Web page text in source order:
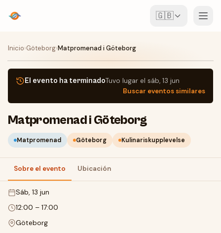
🇬🇧
Eventos
Mapa
Para organizadores
Crear evento Descargar la app
Inicio›Göteborg›Matpromenad i Göteborg
El evento ha terminadoTuvo lugar el sáb, 13 jun
Buscar eventos similares
Matpromenad i Göteborg
Matpromenad Göteborg Kulinariskupplevelse
Sobre el evento Ubicación
sáb, 13 jun
12:00 – 17:00
Göteborg